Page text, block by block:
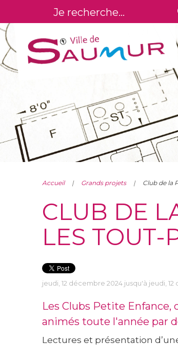
Accueil Grands projets Club de la
CLUB DE
LES TOUT-
jeudi, 12 décembre 2024 jusqu'à jeudi,
Les Clubs Petite
animés toute l'année par
Lectures et présentation